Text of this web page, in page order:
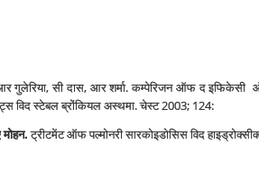
गुलेरिया, सी दास, आर शर्मा. कम्‍पेरिजन ऑफ द इफिकेसी
विद स्‍टेबल ब्रोंकियल अस्‍थमा. चेस्‍ट 2003; 124:
मोहन.ट्रीटमेंट ऑफ पल्‍मोनरी सारकोइडोसिस विद